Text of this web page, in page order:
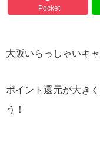
Pocket
大阪いらっしゃいキ
ポイント還元が大き
う！